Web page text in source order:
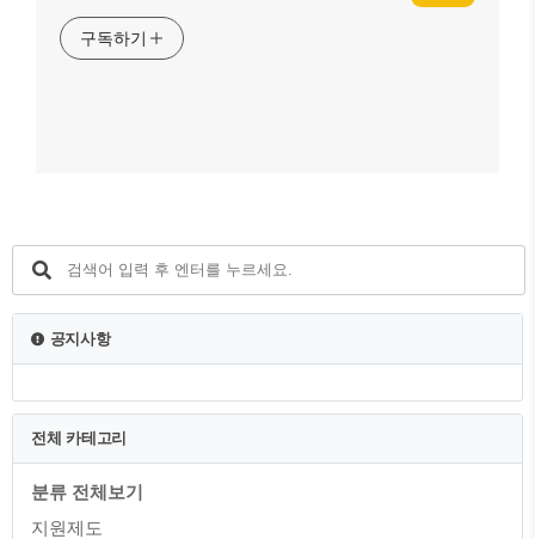
구독하기
공지사항
전체 카테고리
분류 전체보기
지원제도